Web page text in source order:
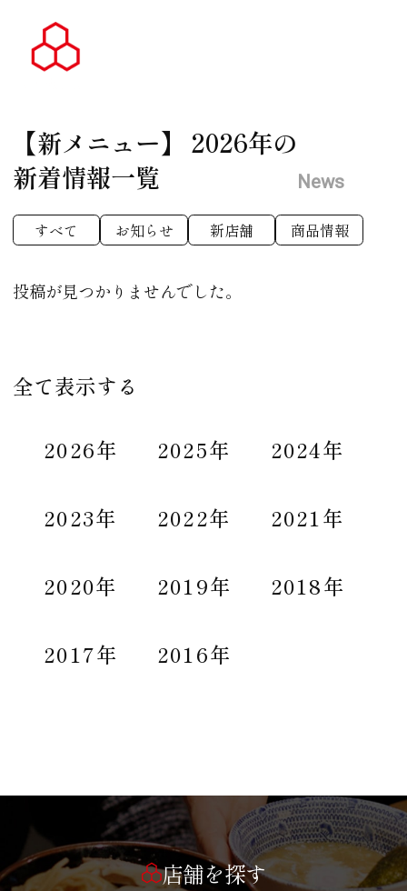
【新メニュー】 2026年の
新着情報一覧
News
すべて お知らせ 新店舗 商品情報
投稿が見つかりませんでした。
全て表示する
2026年 2025年 2024年
2023年 2022年 2021年
2020年 2019年 2018年
2017年 2016年
店舗を探す